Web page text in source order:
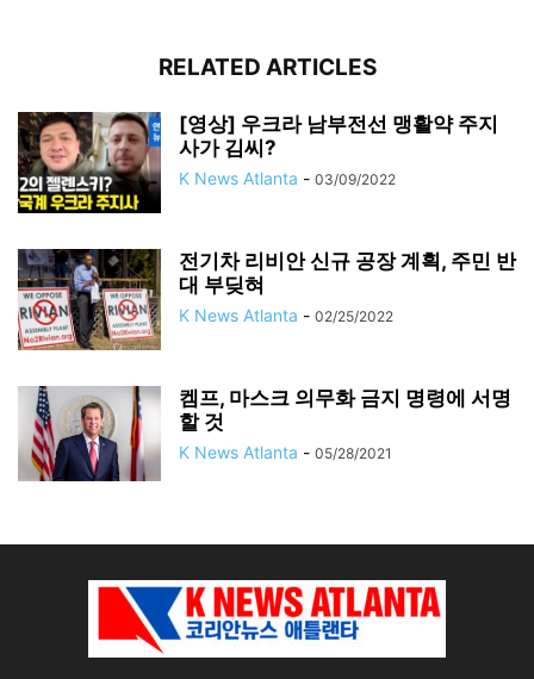
RELATED ARTICLES
[영상] 우크라 남부전선 맹활약 주지
사가 김씨?
K News Atlanta - 03/09/2022
전기차 리비안 신규 공장 계획, 주민 반
대 부딪혀
K News Atlanta - 02/25/2022
켐프, 마스크 의무화 금지 명령에 서명
할 것
K News Atlanta - 05/28/2021